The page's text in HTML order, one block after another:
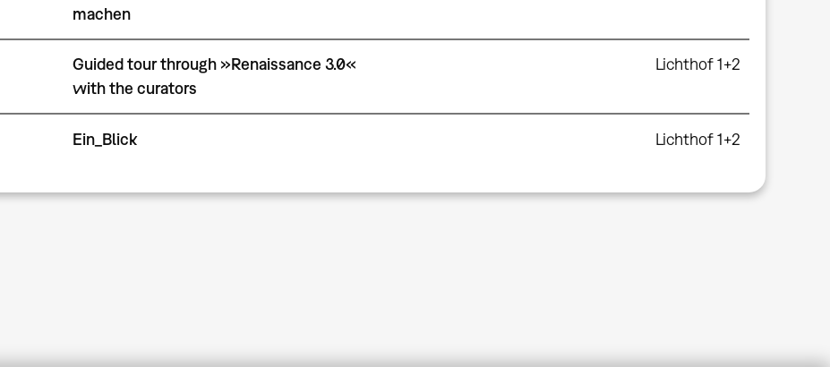
machen
Guided tour through »Renaissance 3.0«
with the curators
Lichthof 1+2
Ein_Blick Lichthof 1+2